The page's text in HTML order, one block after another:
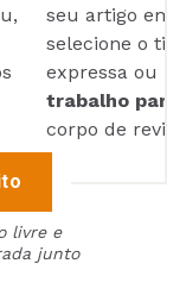
seu artigo em
selecione o
expressa ou
trabalho para
corpo de
livre e
junto